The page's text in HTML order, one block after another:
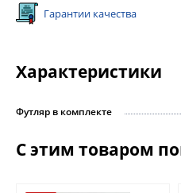
Гарантии качества
Характеристики
Футляр в комплекте
С этим товаром